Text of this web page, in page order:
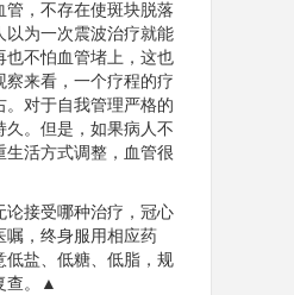
，不存在使斑块脱落
以为一次震波治疗就能
也不怕血管堵上，这也
来看，一个疗程的疗
对于自我管理严格的
。但是，如果病人不
生活方式调整，血管很
接受哪种治疗，冠心
嘱，终身服用相应药
低盐、低糖、低脂，规
查。▲